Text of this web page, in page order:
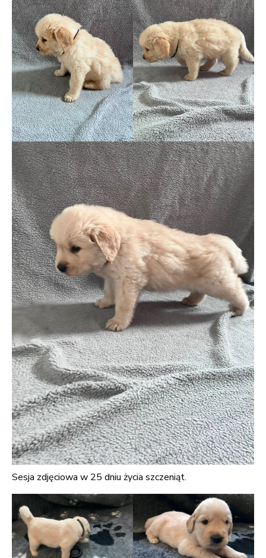
Sesja zdjęciowa w 25 dniu życia szczeniąt.